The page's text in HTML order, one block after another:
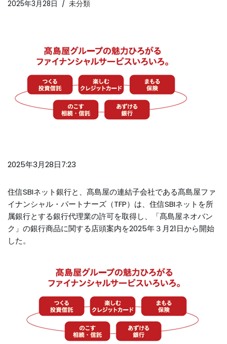
2025年3月28日 未分類
2025年3月28日7:23
住信SBIネット銀行と、髙島屋の連結子会社である髙島屋ファ
イナンシャル・パートナーズ（TFP）は、住信SBIネットを所
属銀行とする銀行代理業の許可を取得し、「髙島屋ネオバン
ク」の銀行商品に関する店頭案内を2025年３月21日から開始
した。